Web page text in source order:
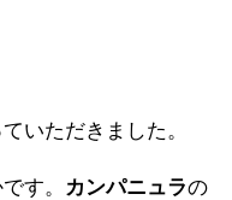
いただきました。
す。 カンパニュラの